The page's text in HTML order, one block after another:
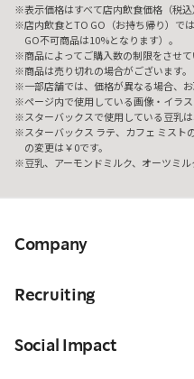
表示価格はすべて店内飲食価格（税込
店内飲食とTO GO（お持ち帰り）で
GO不可商品は10%となります）。
商品によってご購入数の制限をさせて
商品は売り切れの場合がございます。
一部店舗では、価格が異なる場合、
ページ内で使用している画像・イラス
スターバックスで使用している豆乳
スターバックス ラテ、カフェ ミス
の変更は￥0です。
豆乳、アーモンドミルク、オーツミ
Company
Recruiting
Social Impact